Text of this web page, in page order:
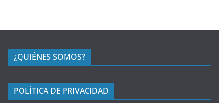
¿QUIÉNES SOMOS?
POLÍTICA DE PRIVACIDAD